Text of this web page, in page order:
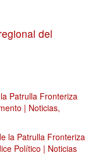
del
Patrulla Fronteriza
| Noticias,
la Patrulla Fronteriza
Político | Noticias